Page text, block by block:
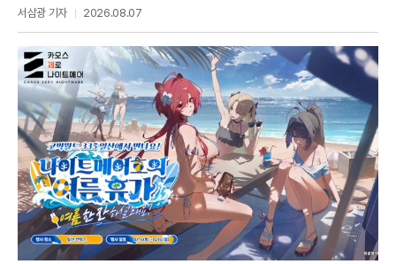
서삼광 기자 2026.08.07